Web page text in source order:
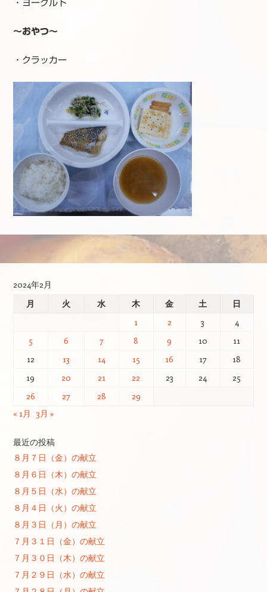
・ヨーグルト
～おやつ～
・クラッカー
2024年2月
月
火 水 木 金 土
日
1
2 3
4
5
6 7 8 9 10
11
12
13 14 15 16 17
18
19
20 21 22 23 24
25
26
27 28
29
« 1月
3月 »
最近の投稿
８月７日（金）の献立
８月６日（木）の献立
８月５日（水）の献立
８月４日（火）の献立
８月３日（月）の献立
７月３１日（金）の献立
７月３０日（木）の献立
７月２９日（水）の献立